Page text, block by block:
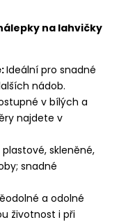
na lahvičky
Ideální pro snadné
nádob.
v bílých a
najdete v
skleněné,
snadné
a odolné
životnost i při